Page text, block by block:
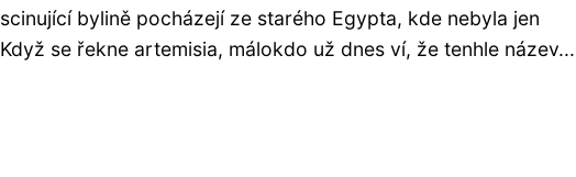
bylině pocházejí ze starého Egypta, kde nebyla jen
se řekne artemisia, málokdo už dnes ví, že tenhle název...